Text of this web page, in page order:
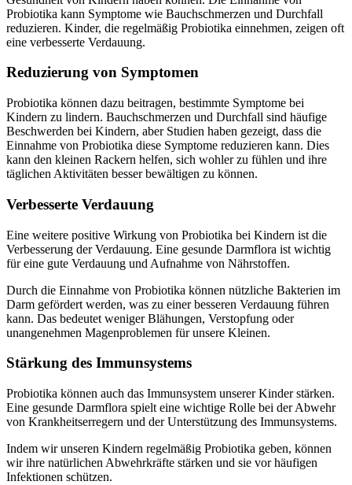
Probiotika kann Symptome wie Bauchschmerzen und Durchfall
reduzieren. Kinder, die regelmäßig Probiotika einnehmen, zeigen oft
eine verbesserte Verdauung.
Reduzierung von Symptomen
Probiotika können dazu beitragen, bestimmte Symptome bei
Kindern zu lindern. Bauchschmerzen und Durchfall sind häufige
Beschwerden bei Kindern, aber Studien haben gezeigt, dass die
Einnahme von Probiotika diese Symptome reduzieren kann. Dies
kann den kleinen Rackern helfen, sich wohler zu fühlen und ihre
täglichen Aktivitäten besser bewältigen zu können.
Verbesserte Verdauung
Eine weitere positive Wirkung von Probiotika bei Kindern ist die
Verbesserung der Verdauung. Eine gesunde Darmflora ist wichtig
für eine gute Verdauung und Aufnahme von Nährstoffen.
Durch die Einnahme von Probiotika können nützliche Bakterien im
Darm gefördert werden, was zu einer besseren Verdauung führen
kann. Das bedeutet weniger Blähungen, Verstopfung oder
unangenehmen Magenproblemen für unsere Kleinen.
Stärkung des Immunsystems
Probiotika können auch das Immunsystem unserer Kinder stärken.
Eine gesunde Darmflora spielt eine wichtige Rolle bei der Abwehr
von Krankheitserregern und der Unterstützung des Immunsystems.
Indem wir unseren Kindern regelmäßig Probiotika geben, können
wir ihre natürlichen Abwehrkräfte stärken und sie vor häufigen
Infektionen schützen.